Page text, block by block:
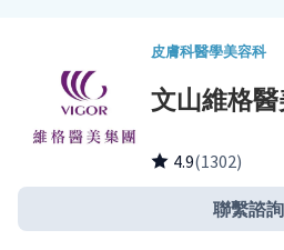
健康主題館
我是醫療人
皮膚科醫學美容科
文山維格
4.9(1302)
聯繫諮詢